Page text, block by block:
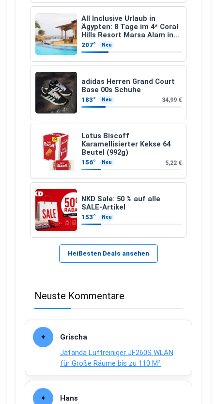
All Inclusive Urlaub in
Ägypten: 8 Tage im 4* Coral
Hills Resort Marsa Alam inkl.
Flüge ab 299 € p.P.
207° Neu
adidas Herren Grand Court
Base 00s Schuhe
183° Neu 34,99 €
Lotus Biscoff
Karamellisierter Kekse 64
Beutel (992g)
156° Neu 5,22 €
NKD Sale: 50 % auf alle
SALE-Artikel
153° Neu
Heißesten Deals ansehen
Neuste Kommentare
Grischa
Jafända Luftreiniger JF260S WLAN
für Große Räume bis zu 110 M²
Hans